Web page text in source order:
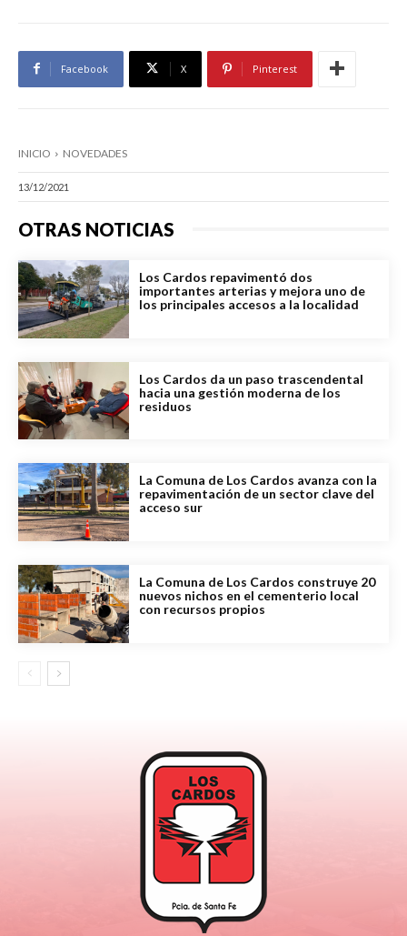
Facebook X Pinterest
INICIO NOVEDADES
13/12/2021
OTRAS NOTICIAS
Los Cardos repavimentó dos
importantes arterias y mejora uno de
los principales accesos a la localidad
Los Cardos da un paso trascendental
hacia una gestión moderna de los
residuos
La Comuna de Los Cardos avanza con la
repavimentación de un sector clave del
acceso sur
La Comuna de Los Cardos construye 20
nuevos nichos en el cementerio local
con recursos propios